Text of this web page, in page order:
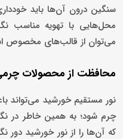
سنگین درون آن‌ها باید
محل‌هایی با تهویه مناسب
می‌توان از قالب‌های مخصوص
محافظت از محصولات چرمی
نور مستقیم خورشید
چرم شود؛ به همین خاطر در
که آن‌ها را از نور خورشید